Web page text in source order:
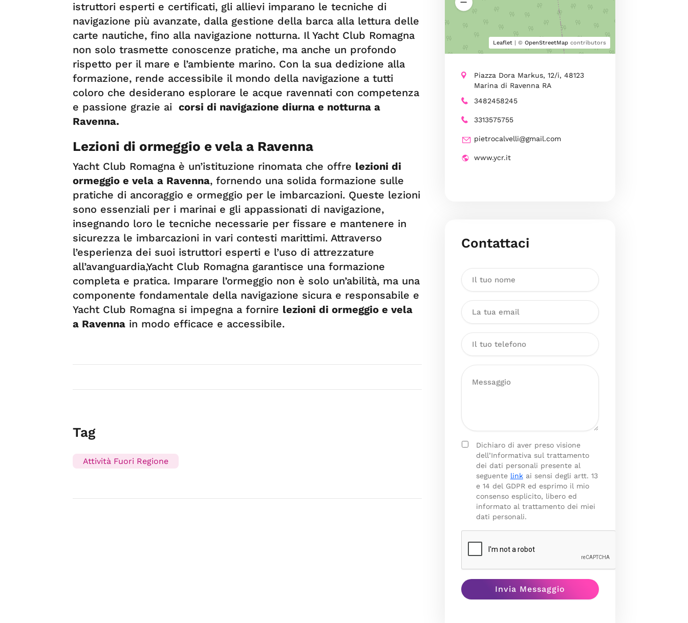
istruttori esperti e certificati, gli allievi imparano le tecniche di
navigazione più avanzate, dalla gestione della barca alla lettura delle
carte nautiche, fino alla navigazione notturna. Il Yacht Club Romagna
non solo trasmette conoscenze pratiche, ma anche un profondo
rispetto per il mare e l’ambiente marino. Con la sua dedizione alla
formazione, rende accessibile il mondo della navigazione a tutti
coloro che desiderano esplorare le acque ravennati con competenza
e passione grazie ai corsi di navigazione diurna e notturna a
Ravenna.
Lezioni di ormeggio e vela a Ravenna
Yacht Club Romagna è un’istituzione rinomata che offre lezioni di
ormeggio e vela a Ravenna, fornendo una solida formazione sulle
pratiche di ancoraggio e ormeggio per le imbarcazioni. Queste lezioni
sono essenziali per i marinai e gli appassionati di navigazione,
insegnando loro le tecniche necessarie per fissare e mantenere in
sicurezza le imbarcazioni in vari contesti marittimi. Attraverso
l’esperienza dei suoi istruttori esperti e l’uso di attrezzature
all’avanguardia,Yacht Club Romagna garantisce una formazione
completa e pratica. Imparare l’ormeggio non è solo un’abilità, ma una
componente fondamentale della navigazione sicura e responsabile e
Yacht Club Romagna si impegna a fornire lezioni di ormeggio e vela
a Ravenna in modo efficace e accessibile.
Tag
Attività Fuori Regione
Leaflet| © OpenStreetMapcontributors
Piazza Dora Markus, 12/i, 48123
Marina di Ravenna RA
3482458245
3313575755
pietrocalvelli@gmail.com
www.ycr.it
Contattaci
Dichiaro di aver preso visione
dell’Informativa sul trattamento
dei dati personali presente al
seguente linkai sensi degli artt. 13
e 14 del GDPR ed esprimo il mio
consenso esplicito, libero ed
informato al trattamento dei miei
dati personali.